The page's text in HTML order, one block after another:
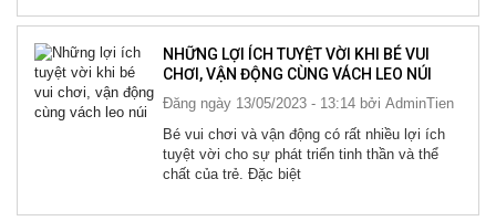
NHỮNG LỢI ÍCH TUYỆT VỜI KHI BÉ VUI
CHƠI, VẬN ĐỘNG CÙNG VÁCH LEO NÚI
Đăng ngày 13/05/2023 - 13:14 bởi AdminTien
Bé vui chơi và vận động có rất nhiều lợi ích
tuyệt vời cho sự phát triển tinh thần và thể
chất của trẻ. Đặc biệt